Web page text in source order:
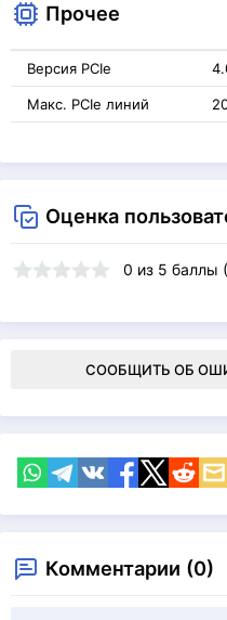
Прочее
Версия PCIe
Макс. PCIe линий
Оценка
0 из 5 баллы (
СООБЩИТЬ ОБ
Комментарии (0)